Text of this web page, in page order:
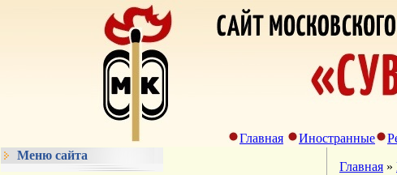
Главная Иностранные
Меню сайта
Главная »